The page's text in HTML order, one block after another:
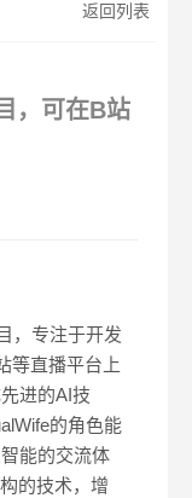
返回列表
，可在B站
，专注于开发
等直播平台上
进的AI技
的角色能
能的交流体
的技术，增